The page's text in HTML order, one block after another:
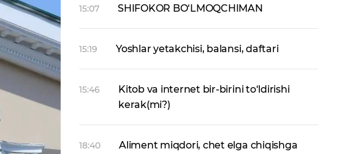
15:07 SHIFOKOR BO‘LMOQCHIMAN
15:19 Yoshlar yetakchisi, balansi, daftari
15:46
Kitob va internet bir-birini to‘ldirishi
kerak(mi?)
18:40
Aliment miqdori, chet elga chiqishga